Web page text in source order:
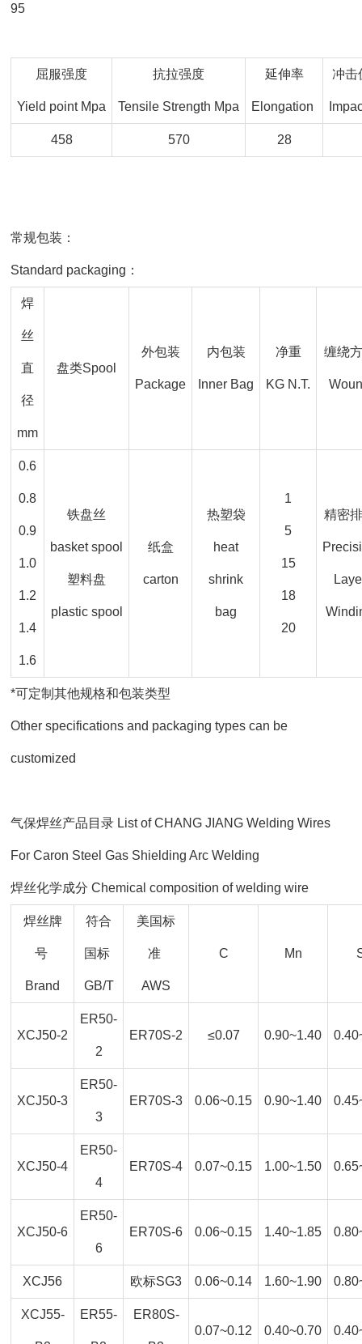
95
屈服强度
Yield point Mpa
抗拉强度
Tensile Strength Mpa
延伸率
Elongation
冲击
458 570 28
常规包装：
Standard packaging：
焊
丝
直
径
mm
盘类Spool
外包装
Package
内包装
Inner Bag
净重
KG N.T.
缠绕
0.6
0.8
0.9
1.0
1.2
1.4
1.6
铁盘丝
basket spool
塑料盘
plastic spool
纸盒
carton
热塑袋
heat
shrink
bag
1
5
15
18
20
精密
*可定制其他规格和包装类型
Other specifications and packaging types can be
customized
气保焊丝产品目录 List of CHANG JIANG Welding Wires
For Caron Steel Gas Shielding Arc Welding
焊丝化学成分 Chemical composition of welding wire
焊丝牌
号
Brand
符合
国标
GB/T
美国标
准
AWS
C Mn
XCJ50-2
ER50-
2
ER70S-2 ≤0.07 0.90~1.40
XCJ50-3
ER50-
3
ER70S-3 0.06~0.15 0.90~1.40
XCJ50-4
ER50-
4
ER70S-4 0.07~0.15 1.00~1.50
XCJ50-6
ER50-
6
ER70S-6 0.06~0.15 1.40~1.85
XCJ56 欧标SG3 0.06~0.14 1.60~1.90
XCJ55- ER55- ER80S-
0.07~0.12 0.40~0.70